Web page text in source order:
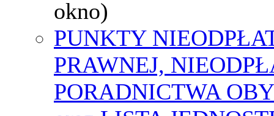
okno)
PUNKTY
PRAWNEJ,
PORADNICTWA